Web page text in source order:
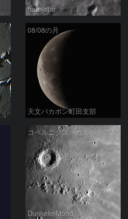
hare-star
08/08の月
天文バカボン町田支部
コペルニクス、カルパチア山脈付近
DunkelerMond